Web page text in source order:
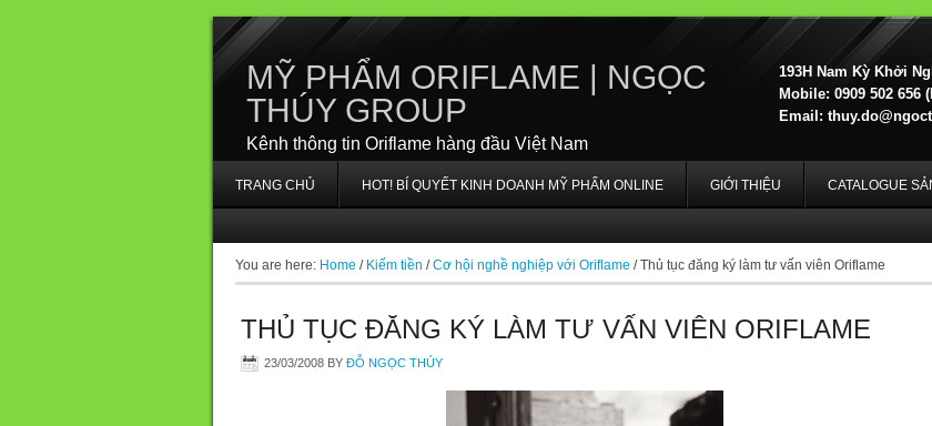
MỸ PHẨM ORIFLAME | NGỌC
THÚY GROUP
Kênh thông tin Oriflame hàng đầu Việt Nam
193H Nam Kỳ Khởi
Mobile: 0909 502 656
Email:
TRANG CHỦ HOT! BÍ QUYẾT KINH DOANH MỸ PHẨM ONLINE GIỚI THIỆU CATALOGUE
You are here: Home / Kiếm tiền / Cơ hội nghề nghiệp với Oriflame /Thủ tục đăng ký làm tư vấn viên Oriflame
THỦ TỤC ĐĂNG KÝ LÀM TƯ VẤN VIÊN ORIFLAME
23/03/2008 BY ĐỖ NGỌC THÚY